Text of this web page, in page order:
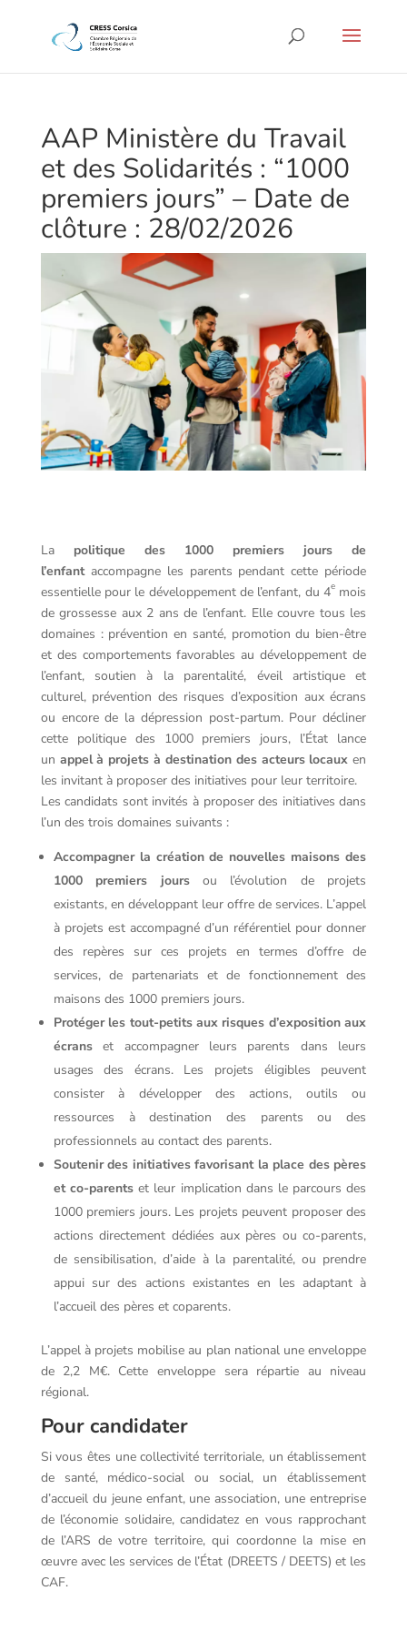
AAP Ministère du Travail
et des Solidarités : “1000
premiers jours” – Date de
clôture : 28/02/2026
La
politique des 1000 premiers jours de
l’enfant accompagne les parents pendant cette période
essentielle pour le développement de l’enfant, du 4e mois
de grossesse aux 2 ans de l’enfant. Elle couvre tous les
domaines : prévention en santé, promotion du bien-être
et des comportements favorables au développement de
l’enfant, soutien à la parentalité, éveil artistique et
culturel, prévention des risques d’exposition aux écrans
ou encore de la dépression post-partum. Pour décliner
cette politique des 1000 premiers jours, l’État lance
un appel à projets à destination des acteurs locaux en
les invitant à proposer des initiatives pour leur territoire.
Les candidats sont invités à proposer des initiatives dans
l’un des trois domaines suivants :
Accompagner la création de nouvelles maisons des
1000 premiers joursou l’évolution de projets
existants, en développant leur offre de services. L’appel
à projets est accompagné d’un référentiel pour donner
des repères sur ces projets en termes d’offre de
services, de partenariats et de fonctionnement des
maisons des 1000 premiers jours.
Protéger les tout-petits aux risques d’exposition aux
écranset accompagner leurs parents dans leurs
usages des écrans. Les projets éligibles peuvent
consister à développer des actions, outils ou
ressources à destination des parents ou des
professionnels au contact des parents.
Soutenir des initiatives favorisant la place des pères
et co-parentset leur implication dans le parcours des
1000 premiers jours. Les projets peuvent proposer des
actions directement dédiées aux pères ou co-parents,
de sensibilisation, d’aide à la parentalité, ou prendre
appui sur des actions existantes en les adaptant à
l’accueil des pères et coparents.
L’appel à projets mobilise au plan national une enveloppe
de 2,2 M€. Cette enveloppe sera répartie au niveau
régional.
Pour candidater
Si vous êtes une collectivité territoriale, un établissement
de santé, médico-social ou social, un établissement
d’accueil du jeune enfant, une association, une entreprise
de l’économie solidaire, candidatez en vous rapprochant
de l’ARS de votre territoire, qui coordonne la mise en
œuvre avec les services de l’État (DREETS / DEETS) et les
CAF.